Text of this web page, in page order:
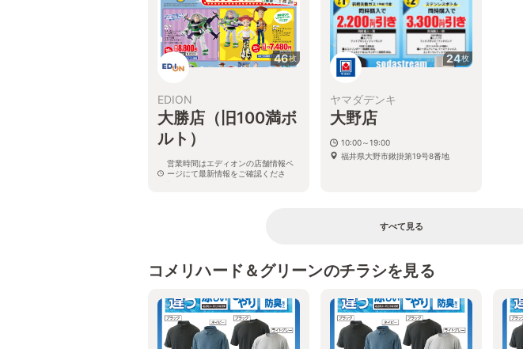
46枚
EDION
大勝店（旧100満ボ
ルト）
営業時間はエディオンの店舗情報ペ
ージにて最新情報をご確認くださ
い。
24枚
ヤマダデンキ
大野店
10:00～19:00
福井県大野市鍬掛第19号8番地
すべて見る
コメリハード＆グリーンのチラシを見る